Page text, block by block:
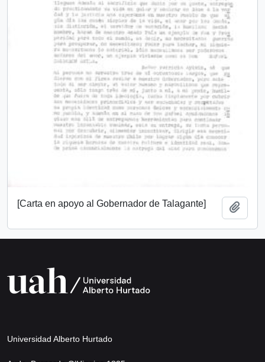
[Carta en apoyo al Gobernador de Talagante]
Universidad Alberto Hurtado